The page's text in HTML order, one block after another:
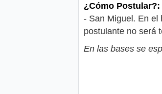
¿Cómo Postular?:
- San Miguel. En el
postulante no será
En las bases se